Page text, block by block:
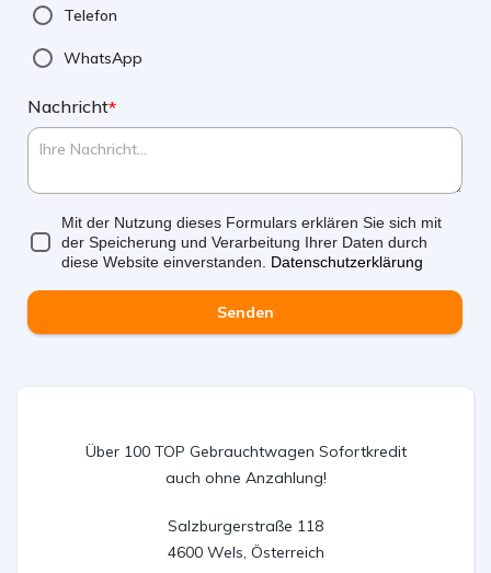
Telefon
WhatsApp
Nachricht*
Mit der Nutzung dieses Formulars erklären Sie sich mit
der Speicherung und Verarbeitung Ihrer Daten durch
diese Website einverstanden. Datenschutzerklärung
Senden
Über 100 TOP Gebrauchtwagen Sofortkredit
auch ohne Anzahlung!
Salzburgerstraße 118
4600 Wels, Österreich